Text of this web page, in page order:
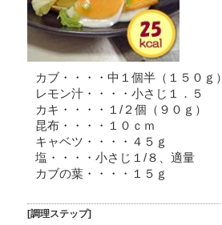
カブ・・・・中１個半（１５０ｇ）
レモン汁・・・・小さじ１．５
カキ・・・・１/２個（９０ｇ）
昆布・・・・１０ｃｍ
キャベツ・・・・４５ｇ
塩・・・・小さじ１/８、適量
カブの葉・・・・１５ｇ
[調理ステップ]